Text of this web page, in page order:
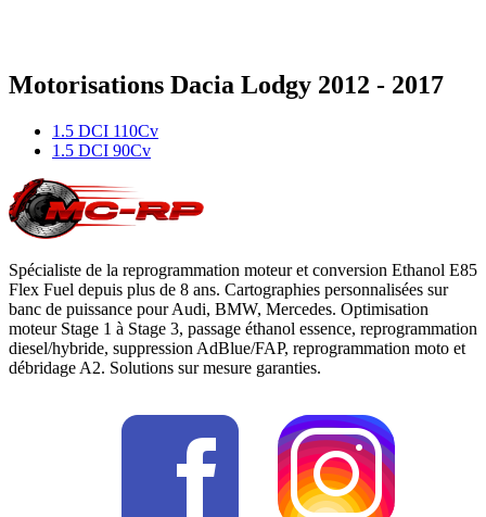
Motorisations Dacia Lodgy 2012 - 2017
1.5 DCI 110Cv
1.5 DCI 90Cv
Spécialiste de la reprogrammation moteur et conversion Ethanol E85
Flex Fuel depuis plus de 8 ans. Cartographies personnalisées sur
banc de puissance pour Audi, BMW, Mercedes. Optimisation
moteur Stage 1 à Stage 3, passage éthanol essence, reprogrammation
diesel/hybride, suppression AdBlue/FAP, reprogrammation moto et
débridage A2. Solutions sur mesure garanties.